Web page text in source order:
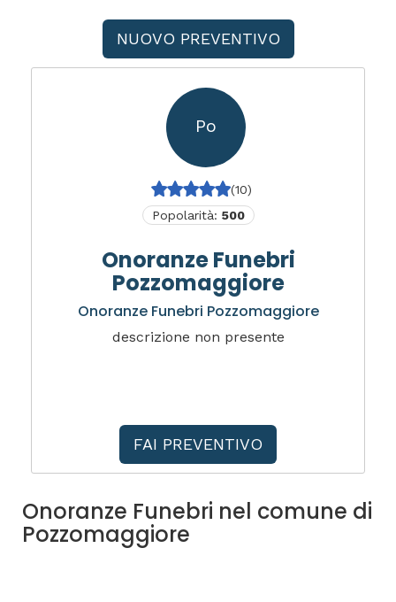
NUOVO PREVENTIVO
Po
(10)
Popolarità: 500
Onoranze Funebri
Pozzomaggiore
Onoranze Funebri Pozzomaggiore
descrizione non presente
FAI PREVENTIVO
Onoranze Funebri nel comune di
Pozzomaggiore